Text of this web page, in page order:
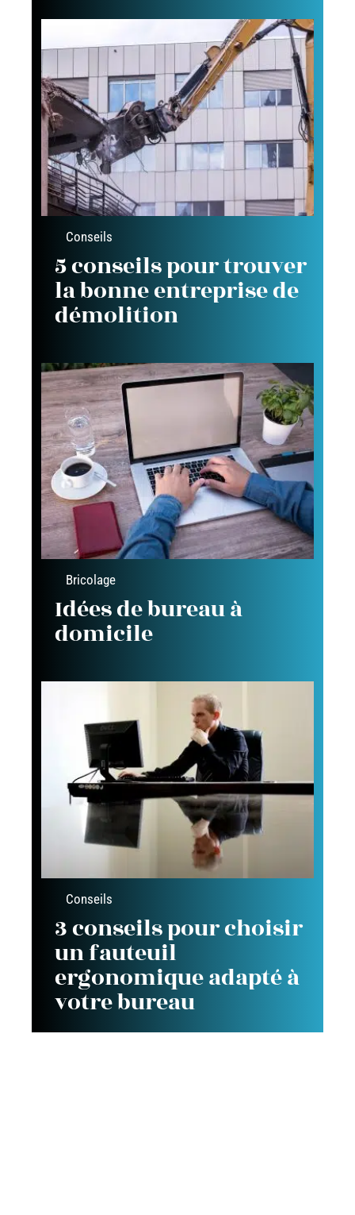
Conseils
5 conseils pour trouver
la bonne entreprise de
démolition
Bricolage
Idées de bureau à
domicile
Conseils
3 conseils pour choisir
un fauteuil
ergonomique adapté à
votre bureau